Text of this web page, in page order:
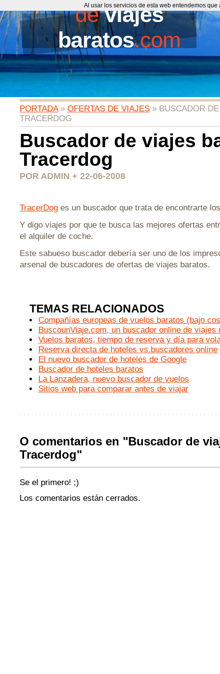
deviajes
baratos.com
PORTADA» OFERTAS DE VIAJES » BUSCADOR
TRACERDOG
Buscador de viajes
Tracerdog
POR ADMIN + 22-06-2008
TracerDog es un buscador que trata de encontrarte
Y digo viajes por que te busca las mejores ofertas
el alquiler de coche.
Este sabueso buscador debería ser uno de los
arsenal de buscadores de ofertas de viajes baratos.
TEMAS RELACIONADOS
Compañías europeas de vuelos baratos (bajo
BuscounViaje.com, un buscador online de viajes
Vuelos baratos, tiempo de reserva y día para
Reserva directa de hoteles vs.buscadores online
El nuevo buscador de hoteles de Google
Buscador de hoteles baratos
La Lanzadera, nuevo buscador de vuelos
Sitios web para comparar antes de viajar
O comentarios en "Buscador de
Tracerdog"
Se el primero! ;)
Los comentarios están cerrados.
Al usar los servicios de esta web entendemos